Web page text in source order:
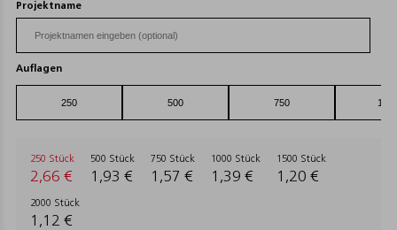
Projektname
Auflagen
250 Stück
2,66 €
500 Stück
1,93 €
750 Stück
1,57 €
1000 Stück
1,39 €
1500 Stück
1,20 €
2000 Stück
1,12 €